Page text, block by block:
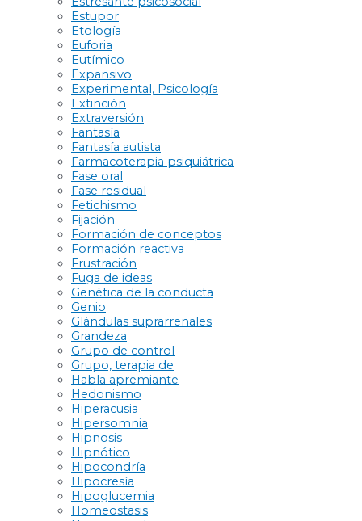
Estupor
Etología
Euforia
Eutímico
Expansivo
Experimental, Psicología
Extinción
Extraversión
Fantasía
Fantasía autista
Farmacoterapia psiquiátrica
Fase oral
Fase residual
Fetichismo
Fijación
Formación de conceptos
Formación reactiva
Frustración
Fuga de ideas
Genética de la conducta
Genio
Glándulas suprarrenales
Grandeza
Grupo de control
Grupo, terapia de
Habla apremiante
Hedonismo
Hiperacusia
Hipersomnia
Hipnosis
Hipnótico
Hipocondría
Hipocresía
Hipoglucemia
Homeostasis